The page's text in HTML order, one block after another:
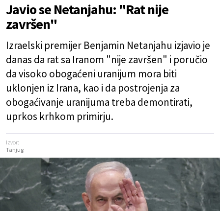
Javio se Netanjahu: "Rat nije
završen"
Izraelski premijer Benjamin Netanjahu izjavio je
danas da rat sa Iranom "nije završen" i poručio
da visoko obogaćeni uranijum mora biti
uklonjen iz Irana, kao i da postrojenja za
obogaćivanje uranijuma treba demontirati,
uprkos krhkom primirju.
Izvor:
Tanjug